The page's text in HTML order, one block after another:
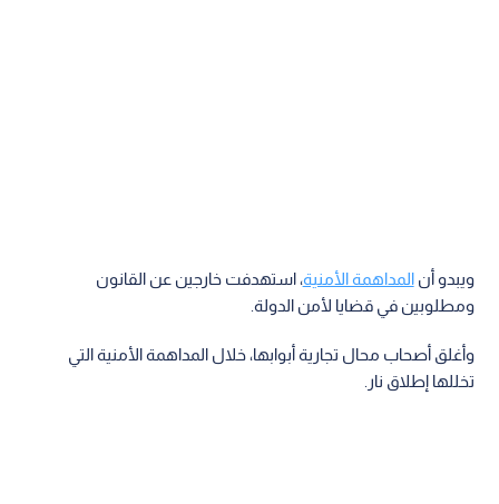
ويبدو أنالمداهمة الأمنية، استهدفت خارجين عن القانون
ومطلوبين في قضايا لأمن الدولة.
وأغلق أصحاب محال تجارية أبوابها، خلال المداهمة الأمنية التي
تخللها إطلاق نار.